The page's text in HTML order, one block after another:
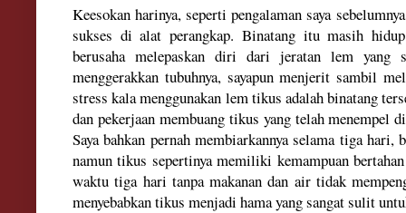
Keesokan harinya, seperti pengalaman saya sebelumny
sukses di alatperangkap. Binatang itu masih
berusaha melepaskan diri dari jeratan lem yang
menggerakkan tubuhnya, sayapun menjeritsambil
stress kala menggunakan lem tikus adalah binatang
dan pekerjaan membuang tikus yang telah menempel
Saya bahkan pernah membiarkannya selama tiga hari,
namuntikus sepertinya memiliki kemampuan
waktu tiga hari tanpa makanan dan air tidak
menyebabkantikus menjadi hama yang sangat sulit